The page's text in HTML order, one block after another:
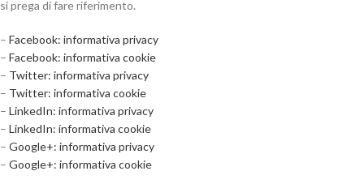
si prega di fare riferimento.
– Facebook: informativa privacy
– Facebook: informativa cookie
– Twitter: informativa privacy
– Twitter: informativa cookie
– LinkedIn: informativa privacy
– LinkedIn: informativa cookie
– Google+: informativa privacy
– Google+: informativa cookie